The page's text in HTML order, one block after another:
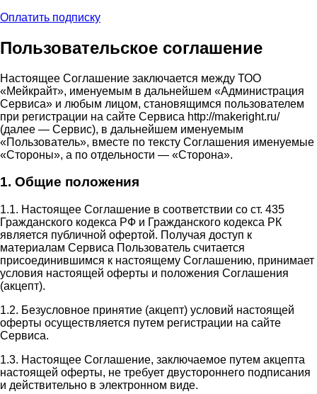
Оплатить подписку
Пользовательское соглашение
Настоящее Соглашение заключается между ТОО
«Мейкрайт», именуемым в дальнейшем «Администрация
Сервиса» и любым лицом, становящимся пользователем
при регистрации на сайте Сервиса http://makeright.ru/
(далее — Сервис), в дальнейшем именуемым
«Пользователь», вместе по тексту Соглашения именуемые
«Стороны», а по отдельности — «Сторона».
1. Общие положения
1.1. Настоящее Соглашение в соответствии со ст. 435
Гражданского кодекса РФ и Гражданского кодекса РК
является публичной офертой. Получая доступ к
материалам Сервиса Пользователь считается
присоединившимся к настоящему Соглашению, принимает
условия настоящей оферты и положения Соглашения
(акцепт).
1.2. Безусловное принятие (акцепт) условий настоящей
оферты осуществляется путем регистрации на сайте
Сервиса.
1.3. Настоящее Соглашение, заключаемое путем акцепта
настоящей оферты, не требует двустороннего подписания
и действительно в электронном виде.